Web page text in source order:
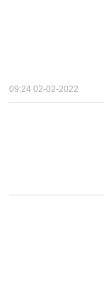
09:24 02-02-2022